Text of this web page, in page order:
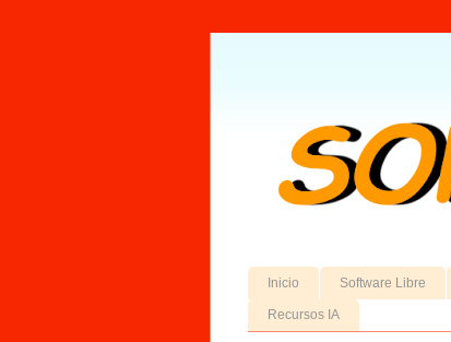
Inicio Software Libre
Recursos IA